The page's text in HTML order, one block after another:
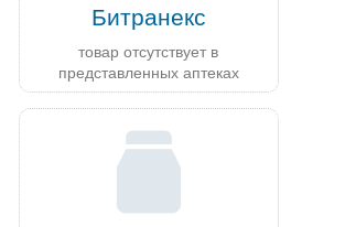
Битранекс
товар отсутствует в
представленных аптеках